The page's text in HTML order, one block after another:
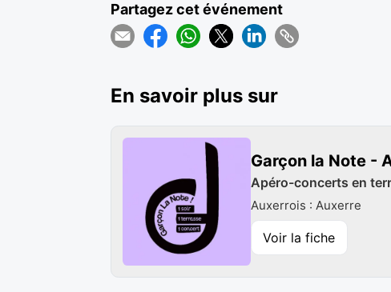
Partagez cet événement
En savoir plus sur
Garçon la Note -
Apéro-concerts en
Auxerrois : Auxerre
Voir la fiche